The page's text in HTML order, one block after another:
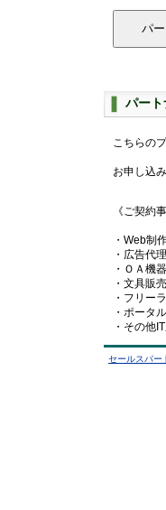
パー
こちらの
お申し込み
《ご契約
・Web制
・広告代
・ＯＡ機
・文具販
・フリー
・ポータ
・その他
セールスパー